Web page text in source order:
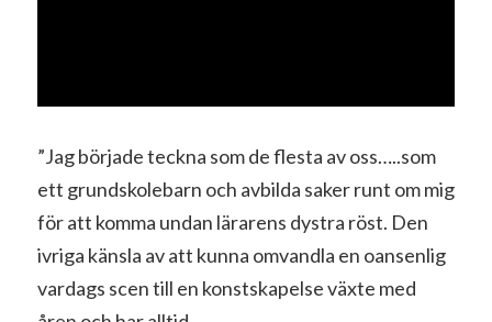
”Jag började teckna som de flesta av oss…..som
ett grundskolebarn och avbilda saker runt om mig
för att komma undan lärarens dystra röst. Den
ivriga känsla av att kunna omvandla en oansenlig
vardags scen till en konstskapelse växte med